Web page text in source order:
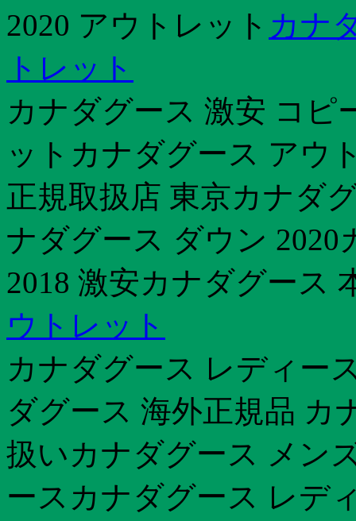
2020 アウトレット カナ
トレット
カナダグース 激安 コピ
ットカナダグース アウ
正規取扱店 東京カナダ
ナダグース ダウン
2018 激安カナダグース
ウトレット
カナダグース レディー
ダグース 海外正規品 カ
扱いカナダグース メン
ースカナダグース レデ